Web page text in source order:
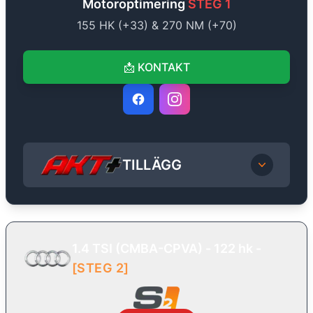
Motoroptimering STEG 1
155 HK (+33) & 270 NM (+70)
📩 KONTAKT
TILLÄGG
[STEG 2]